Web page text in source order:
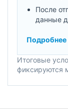
После
данные
Подробнее
Итоговые
фиксируются